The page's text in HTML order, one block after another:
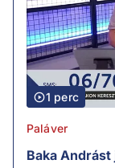
1 perc
Paláver
Baka